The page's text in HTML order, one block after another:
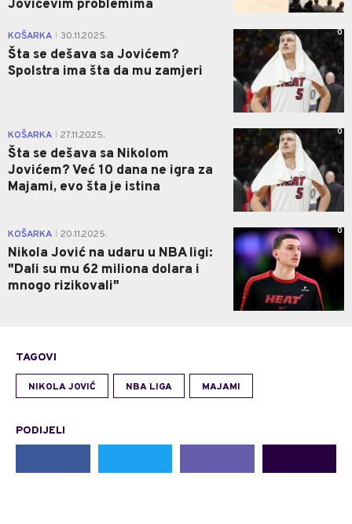
Jovićevim problemima
KOŠARKA 30.11.2025.
Šta se dešava sa Jovićem?
Spolstra ima šta da mu zamjeri
0
KOŠARKA 27.11.2025.
Šta se dešava sa Nikolom
Jovićem? Već 10 dana ne igra za
Majami, evo šta je istina
0
KOŠARKA 20.11.2025.
Nikola Jović na udaru u NBA ligi:
"Dali su mu 62 miliona dolara i
mnogo rizikovali"
0
TAGOVI
NIKOLA JOVIĆ NBA LIGA MAJAMI
PODIJELI